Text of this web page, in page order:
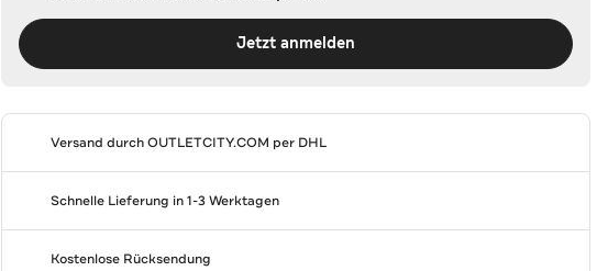
Jetzt anmelden
Versand durchOUTLETCITY.COM per DHL
Schnelle Lieferung in 1-3 Werktagen
Kostenlose Rücksendung